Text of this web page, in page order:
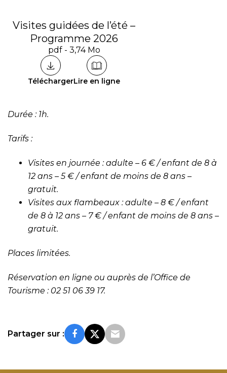
Visites guidées de l’été –
Programme 2026
pdf - 3,74 Mo
TéléchargerLire en ligne
Durée : 1h.
Tarifs :
Visites en journée : adulte – 6 € / enfant de 8 à
12 ans – 5 € / enfant de moins de 8 ans –
gratuit.
Visites aux flambeaux : adulte – 8 € / enfant
de 8 à 12 ans – 7 € / enfant de moins de 8 ans –
gratuit.
Places limitées.
Réservation en ligne ou auprès de l’Office de
Tourisme : 02 51 06 39 17.
Partager sur :